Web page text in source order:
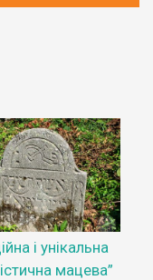
і унікальна
мацева”